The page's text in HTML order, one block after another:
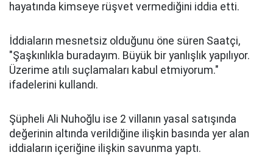
hayatında kimseye rüşvet vermediğini iddia etti.
İddiaların mesnetsiz olduğunu öne süren Saatçi,
"Şaşkınlıkla buradayım. Büyük bir yanlışlık yapılıyor.
Üzerime atılı suçlamaları kabul etmiyorum."
ifadelerini kullandı.
Şüpheli Ali Nuhoğlu ise 2 villanın yasal satışında
değerinin altında verildiğine ilişkin basında yer alan
iddiaların içeriğine ilişkin savunma yaptı.